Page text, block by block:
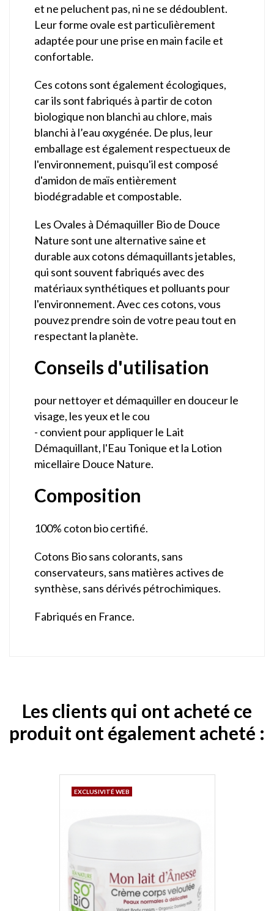
et ne peluchent pas, ni ne se dédoublent.
Leur forme ovale est particulièrement
adaptée pour une prise en main facile et
confortable.
Ces cotons sont également écologiques,
car ils sont fabriqués à partir de coton
biologique non blanchi au chlore, mais
blanchi à l’eau oxygénée. De plus, leur
emballage est également respectueux de
l'environnement, puisqu'il est composé
d'amidon de maïs entièrement
biodégradable et compostable.
Les Ovales à Démaquiller Bio de Douce
Nature sont une alternative saine et
durable aux cotons démaquillants jetables,
qui sont souvent fabriqués avec des
matériaux synthétiques et polluants pour
l'environnement. Avec ces cotons, vous
pouvez prendre soin de votre peau tout en
respectant la planète.
Conseils d'utilisation
pour nettoyer et démaquiller en douceur le
visage, les yeux et le cou
- convient pour appliquer le Lait
Démaquillant, l'Eau Tonique et la Lotion
micellaire Douce Nature.
Composition
100% coton bio certifié.
Cotons Bio sans colorants, sans
conservateurs, sans matières actives de
synthèse, sans dérivés pétrochimiques.
Fabriqués en France.
Les clients qui ont acheté ce
produit ont également acheté :
EXCLUSIVITÉ WEB